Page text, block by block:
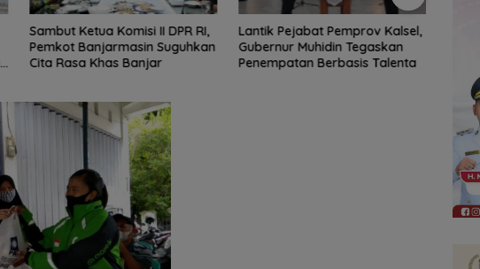
Lantik Pejabat Pemprov Kalsel,
Gubernur Muhidin Tegaskan
Penempatan Berbasis Talenta
61 Peserta Ramaikan Pemilihan
Nanang Galuh Balangan 2026,
Pemkab Cari Duta Budaya